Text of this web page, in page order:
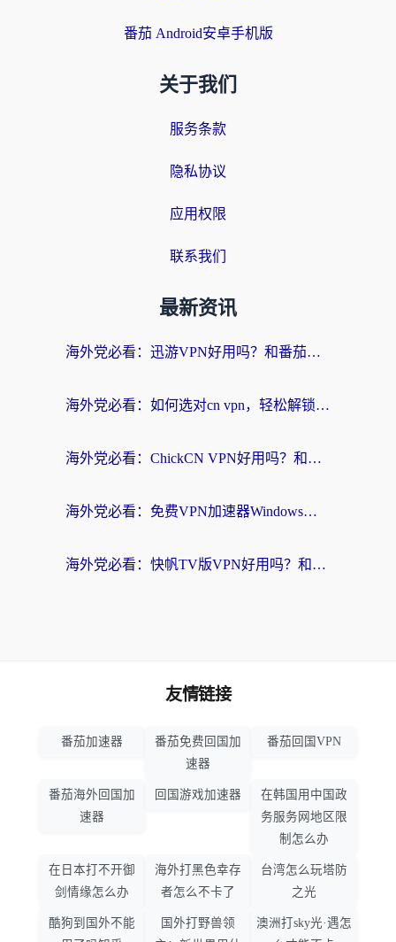
番茄 Android安卓手机版
关于我们
服务条款
隐私协议
应用权限
联系我们
最新资讯
海外党必看：迅游VPN好用吗？和番茄加速器VPN对比哪个回国效果更好？
海外党必看：如何选对cn vpn，轻松解锁国内影音游戏？
海外党必看：ChickCN VPN好用吗？和星河VPN对比哪个回国效果更好？附真实体验+避坑指南
海外党必看：免费VPN加速器Windows版怎么选？附真实测评与无缝访问国内资源指南
海外党必看：快帆TV版VPN好用吗？和hi龟龟VPN对比哪个回国效果更好？附免费加速器选择指南
友情链接
番茄加速器
番茄免费回国加
速器
番茄回国VPN
番茄海外回国加
速器
回国游戏加速器
在韩国用中国政
务服务网地区限
制怎么办
在日本打不开御
剑情缘怎么办
海外打黑色幸存
者怎么不卡了
台湾怎么玩塔防
之光
酷狗到国外不能
国外打野兽领
澳洲打sky光·遇怎